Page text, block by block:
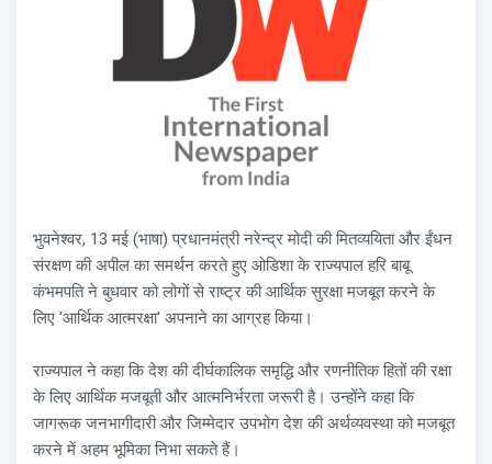
भुवनेश्वर, 13 मई (भाषा) प्रधानमंत्री नरेन्द्र मोदी की मितव्ययिता और ईंधन
संरक्षण की अपील का समर्थन करते हुए ओडिशा के राज्यपाल हरि बाबू
कंभमपति ने बुधवार को लोगों से राष्ट्र की आर्थिक सुरक्षा मजबूत करने के
लिए 'आर्थिक आत्मरक्षा' अपनाने का आग्रह किया।
राज्यपाल ने कहा कि देश की दीर्घकालिक समृद्धि और रणनीतिक हितों की रक्षा
के लिए आर्थिक मजबूती और आत्मनिर्भरता जरूरी है। उन्होंने कहा कि
जागरूक जनभागीदारी और जिम्मेदार उपभोग देश की अर्थव्यवस्था को मजबूत
करने में अहम भूमिका निभा सकते हैं।